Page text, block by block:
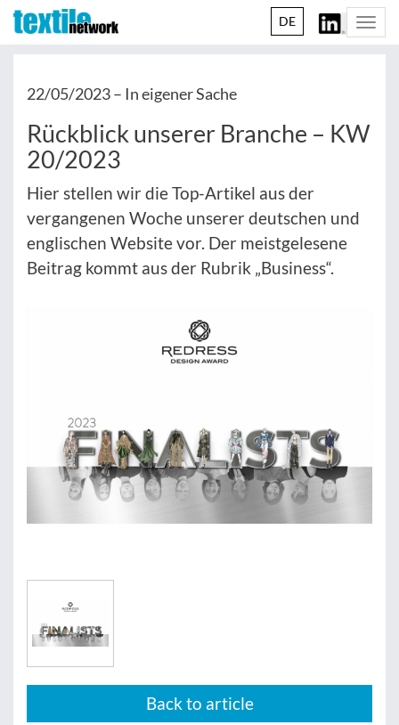
DE
22/05/2023 – In eigener Sache
Rückblick unserer Branche – KW
20/2023
Hier stellen wir die Top-Artikel aus der
vergangenen Woche unserer deutschen und
englischen Website vor. Der meistgelesene
Beitrag kommt aus der Rubrik „Business“.
Back to article